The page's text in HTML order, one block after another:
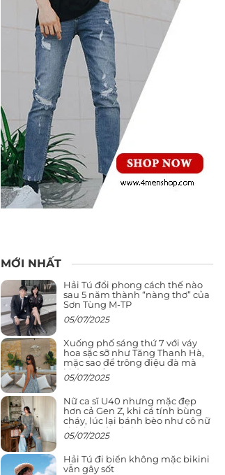
MỚI NHẤT
Hải Tú đổi phong cách thế nào
sau 5 năm thành “nàng thơ” của
Sơn Tùng M-TP
05/07/2025
Xuống phố sáng thứ 7 với váy
hoa sặc sỡ như Tăng Thanh Hà,
mặc sao để trông điệu đà mà
không sến
05/07/2025
Nữ ca sĩ U40 nhưng mặc đẹp
hơn cả Gen Z, khi cá tính bùng
cháy, lúc lại bánh bèo như cô nữ
chính ngôn tình
05/07/2025
Hải Tú đi biển không mặc bikini
vẫn gây sốt